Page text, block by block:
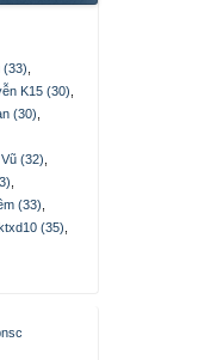
(33)
K15 (30)
(30)
(32)
(33)
(35)